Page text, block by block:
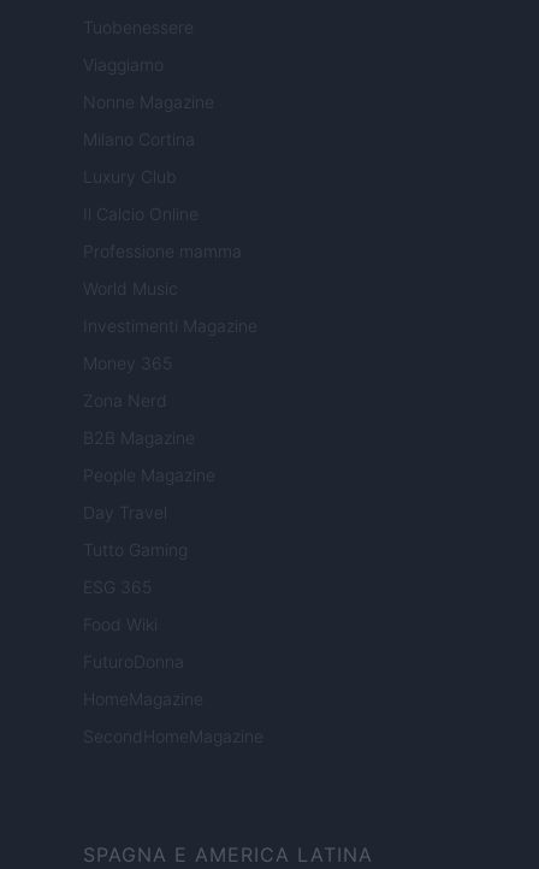
Tuobenessere
Viaggiamo
Nonne Magazine
Milano Cortina
Luxury Club
Il Calcio Online
Professione mamma
World Music
Investimenti Magazine
Money 365
Zona Nerd
B2B Magazine
People Magazine
Day Travel
Tutto Gaming
ESG 365
Food Wiki
FuturoDonna
HomeMagazine
SecondHomeMagazine
SPAGNA E AMERICA LATINA